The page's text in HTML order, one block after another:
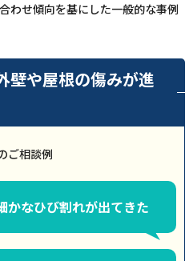
わせ傾向を基にした一般的な事例
壁や屋根の傷みが進
ご相談例
かなひび割れが出てきた